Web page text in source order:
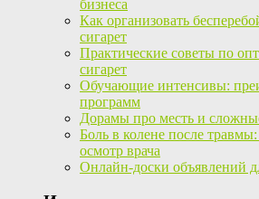
бизнеса
Как организовать
сигарет
Практические советы по
сигарет
Обучающие интенсивы:
программ
Дорамы про месть и
Боль в колене после
осмотр врача
Онлайн-доски объявлений